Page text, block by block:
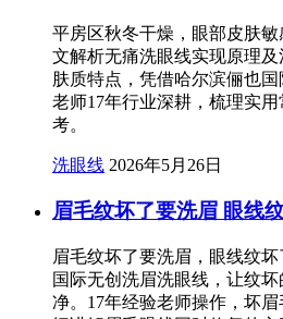
平房区秋冬干燥，眼部皮肤
文解析无痛洗眼线实现原理
肤质特点，凭借哈尔滨俪也
老师17年行业深耕，梳理实
考。
洗眼线 2026年5月26日
眉毛纹坏了要洗眉 眼线
眉毛纹坏了要洗眉，眼线纹
国际无创洗眉洗眼线，让纹
净。17年经验老师操作，坏